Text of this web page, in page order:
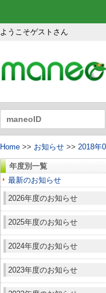
ようこそゲストさん
Home >> お知らせ >> 2018年
年度別一覧
最新のお知らせ
2026年度のお知らせ
2025年度のお知らせ
2024年度のお知らせ
2023年度のお知らせ